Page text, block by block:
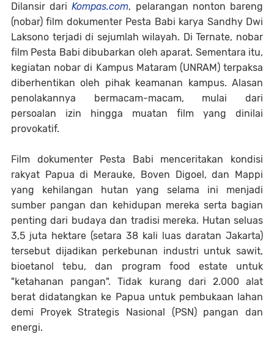
Dilansir dariKompas.com, pelarangan nonton bareng
(nobar) film dokumenter Pesta Babi karya Sandhy Dwi
Laksono terjadi di sejumlah wilayah. Di Ternate, nobar
film Pesta Babi dibubarkan oleh aparat. Sementara itu,
kegiatan nobar di Kampus Mataram (UNRAM) terpaksa
diberhentikan oleh pihak keamanan kampus. Alasan
penolakannya bermacam-macam, mulai dari
persoalan izin hingga muatan film yang dinilai
provokatif.
Film dokumenter Pesta Babi menceritakan kondisi
rakyat Papua di Merauke, Boven Digoel, dan Mappi
yang kehilangan hutan yang selama ini menjadi
sumber pangan dan kehidupan mereka serta bagian
penting dari budaya dan tradisi mereka. Hutan seluas
3,5 juta hektare (setara 38 kali luas daratan Jakarta)
tersebut dijadikan perkebunan industri untuk sawit,
bioetanol tebu, dan program food estate untuk
"ketahanan pangan". Tidak kurang dari 2.000 alat
berat didatangkan ke Papua untuk pembukaan lahan
demi Proyek Strategis Nasional (PSN) pangan dan
energi.